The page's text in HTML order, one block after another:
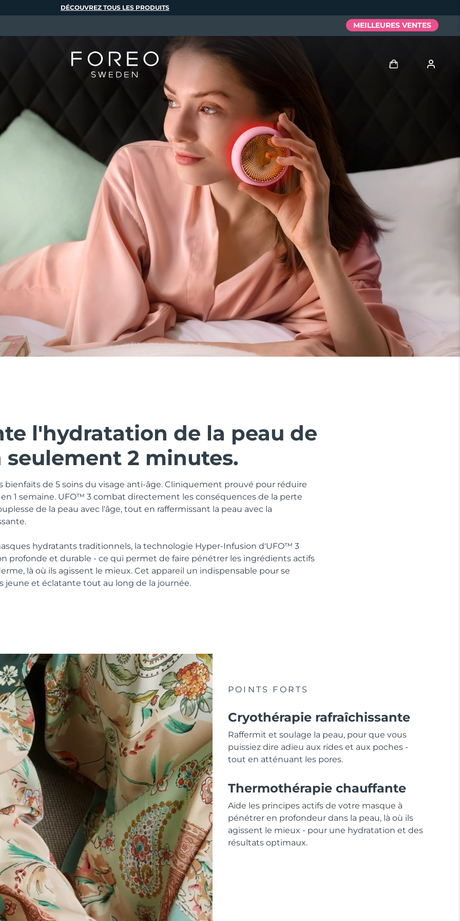
l'hydratation de la peau de
seulement 2 minutes.
bienfaits de 5 soins du visage anti-âge. Cliniquement prouvé pour réduire
en 1 semaine. UFO™ 3 combat directement les conséquences de la perte
de la peau avec l'âge, tout en raffermissant la peau avec la
hydratants traditionnels, la technologie Hyper-Infusion d'UFO™ 3
profonde et durable - ce qui permet de faire pénétrer les ingrédients actifs
là où ils agissent le mieux. Cet appareil un indispensable pour se
jeune et éclatante tout au long de la journée.
POINTS FORTS
Cryothérapie rafraîchissante
Raffermit et soulage la peau, pour que vous
puissiez dire adieu aux rides et aux poches -
tout en atténuant les pores.
Thermothérapie chauffante
Aide les principes actifs de votre masque à
pénétrer en profondeur dans la peau, là où ils
agissent le mieux - pour une hydratation et des
résultats optimaux.
DÉCOUVREZ TOUS LES PRODUITS
MEILLEURES VENTES
Mes commandes
Mes abonnements